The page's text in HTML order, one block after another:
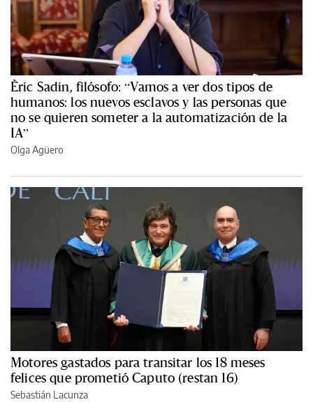
Èric Sadin, filósofo: “Vamos a ver dos tipos de
humanos: los nuevos esclavos y las personas que
no se quieren someter a la automatización de la
IA”
Olga Agüero
Motores gastados para transitar los 18 meses
felices que prometió Caputo (restan 16)
Sebastián Lacunza